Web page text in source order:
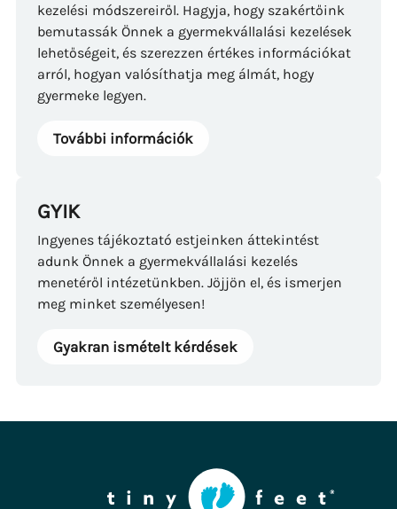
kezelési módszereiről. Hagyja, hogy szakértőink
bemutassák Önnek a gyermekvállalási kezelések
lehetőségeit, és szerezzen értékes információkat
arról, hogyan valósíthatja meg álmát, hogy
gyermeke legyen.
További információk
GYIK
Ingyenes tájékoztató estjeinken áttekintést
adunk Önnek a gyermekvállalási kezelés
menetéről intézetünkben. Jöjjön el, és ismerjen
meg minket személyesen!
Gyakran ismételt kérdések